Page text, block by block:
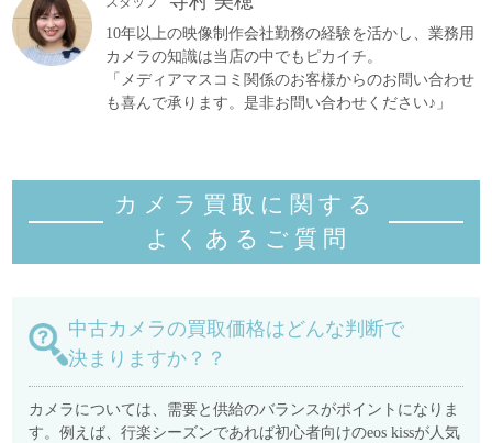
10年以上の映像制作会社勤務の経験を活かし、業務用
カメラの知識は当店の中でもピカイチ。
「メディアマスコミ関係のお客様からのお問い合わせ
も喜んで承ります。是非お問い合わせください♪」
カメラ買取に関する
よくあるご質 問
中古カメラの買取価格はどんな判断で
決まりますか？？
カメラについては、需要と供給のバランスがポイントになりま
す。例えば、行楽シーズンであれば初心者向けのeos kissが人気